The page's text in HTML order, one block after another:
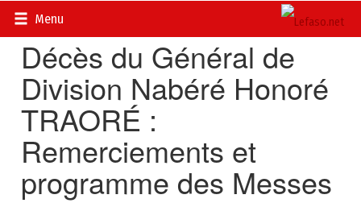
Menu
Accueil>
Décès du Général de
Division Nabéré Honoré
TRAORÉ :
Remerciements et
programme des Messes